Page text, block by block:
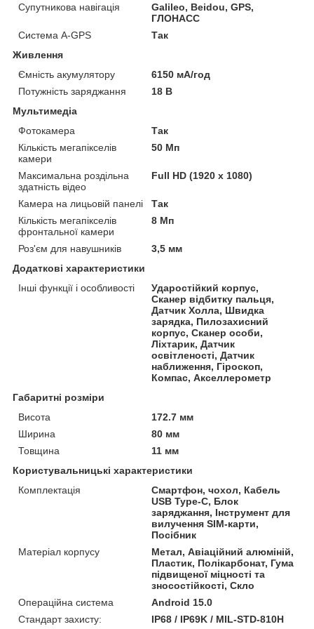
Супутникова навігація
Galileo, Beidou, GPS,
ГЛОНАСС
Система A-GPS
Так
Живлення
Ємність акумулятору
6150 мА/год
Потужність заряджання
18 В
Мультимедіа
Фотокамера
Так
Кількість мегапікселів
камери
50 Мп
Максимальна роздільна
здатність відео
Full HD (1920 x 1080)
Камера на лицьовій панелі
Так
Кількість мегапікселів
фронтальної камери
8 Мп
Роз'єм для навушників
3,5 мм
Додаткові характеристики
Інші функції і особливості
Ударостійкий корпус,
Сканер відбитку пальця,
Датчик Холла, Швидка
зарядка, Пилозахисний
корпус, Сканер особи,
Ліхтарик, Датчик
освітленості, Датчик
наближення, Гіроскоп,
Компас, Акселлерометр
Габаритні розміри
Висота
172.7 мм
Ширина
80 мм
Товщина
11 мм
Користувальницькі характеристики
Комплектація
Смартфон, чохол, Кабель
USB Type-C, Блок
заряджання, Інструмент для
вилучення SIM-карти,
Посібник
Матеріал корпусу
Метал, Авіаційний алюміній,
Пластик, Полікарбонат, Гума
підвищеної міцності та
зносостійкості, Скло
Операційна система
Android 15.0
Стандарт захисту:
IP68 / IP69K / MIL-STD-810H